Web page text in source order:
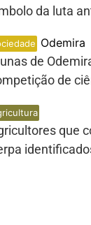
da luta
Odemira
de
de
que